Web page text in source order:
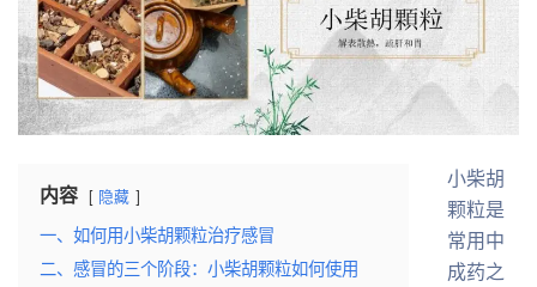
内容 隐藏
一、如何用小柴胡颗粒治疗感冒
二、感冒的三个阶段：小柴胡颗粒如何使用
小柴胡
颗粒是
常用中
成药之